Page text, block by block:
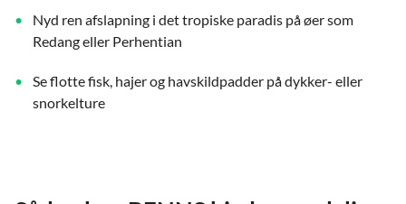
Nyd ren afslapning i det tropiske paradis på øer som
Redang eller Perhentian
Se flotte fisk, hajer og havskildpadder på dykker- eller
snorkelture